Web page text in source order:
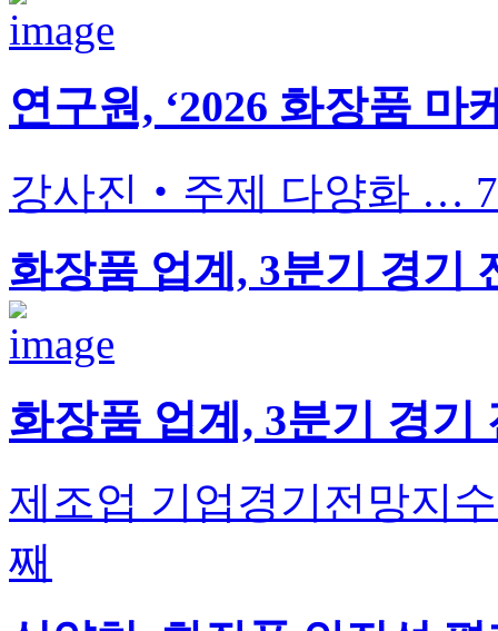
연구원, ‘2026 화장품 마
강사진‧주제 다양화 … 7
화장품 업계, 3분기 경기
화장품 업계, 3분기 경기
제조업 기업경기전망지
째